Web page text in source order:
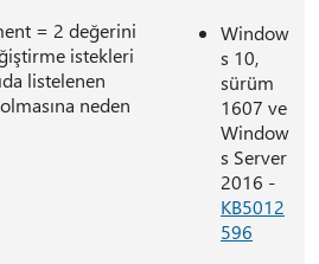
= 2 değerini
istekleri
listelenen
neden
Window
s 10,
sürüm
1607 ve
Window
s Server
2016 -
KB5012
596